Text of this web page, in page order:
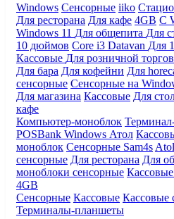
Windows Сенсорные iiko
Для ресторана Для кафе 4GB С
Windows 11 Для общепита Для
10 дюймов Core i3 Datavan Для
Кассовые Для розничной
Для бара Для кофейни Для
сенсорные Сенсорные на
Для магазина Кассовые Для
кафе
Компьютер-моноблок
POSBank Windows Атол
моноблок Сенсорные Sam4s
сенсорные Для ресторана Для
моноблоки сенсорные
4GB
Сенсорные Кассовые Кассовые
Терминалы-планшеты